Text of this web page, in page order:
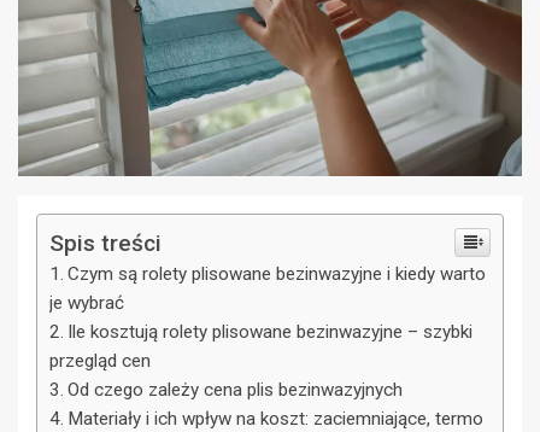
Spis treści
Czym są rolety plisowane bezinwazyjne i kiedy warto
je wybrać
Ile kosztują rolety plisowane bezinwazyjne – szybki
przegląd cen
Od czego zależy cena plis bezinwazyjnych
Materiały i ich wpływ na koszt: zaciemniające, termo